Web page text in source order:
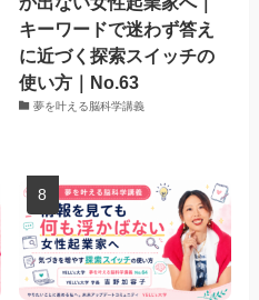
キーワードで迷わず答え
に近づく探索スイッチの
使い方｜No.63
夢を叶える脳科学講義